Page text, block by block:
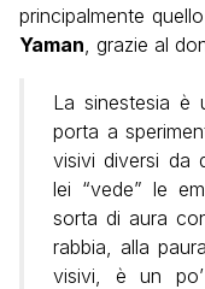
principalmente
Yaman , grazie al
La sinestesia è
porta a
visivi diversi da
lei “vede” le
sorta di aura
rabbia, alla
visivi, è un